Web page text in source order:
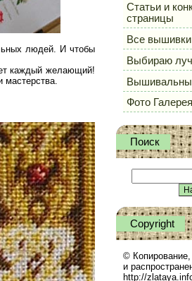
людей. И чтобы
каждый желающий!
мастерства.
Статьи и
страницы
Все
Выбираю
Фото Галерея
Поиск
Сopyright
© Копирование,
и
http://